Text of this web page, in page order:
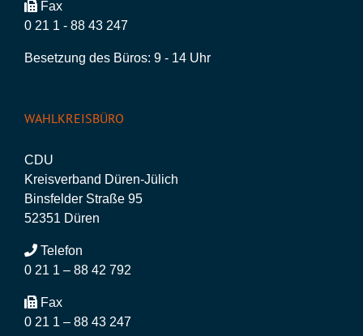
Fax
0 21 1 - 88 43 247
Besetzung des Büros: 9 - 14 Uhr
WAHLKREISBÜRO
CDU
Kreisverband Düren-Jülich
Binsfelder Straße 95
52351 Düren
Telefon
0 21 1 – 88 42 792
Fax
0 21 1 – 88 43 247